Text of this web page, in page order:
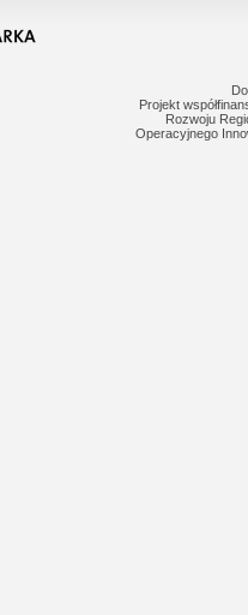
Projekt
Rozwoju
Operacyjnego